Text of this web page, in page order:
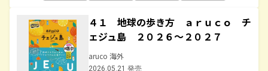
４１ 地球の歩き方 ａｒｕｃｏ チ
ェジュ島 ２０２６～２０２７
aruco 海外
2026.05.21 発売